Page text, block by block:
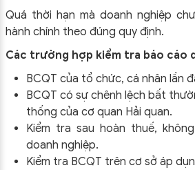
Quá thời hạn mà doanh nghiệp
hành chính theo đúng quy định.
Các trường hợp kiểm tra báo cáo
BCQT của tổ chức, cá nhân lần
BCQT có sự chênh lệch bất
thống của cơ quan Hải quan.
Kiểm tra sau hoàn thuế,
doanh nghiệp.
Kiểm tra BCQT trên cơ sở áp